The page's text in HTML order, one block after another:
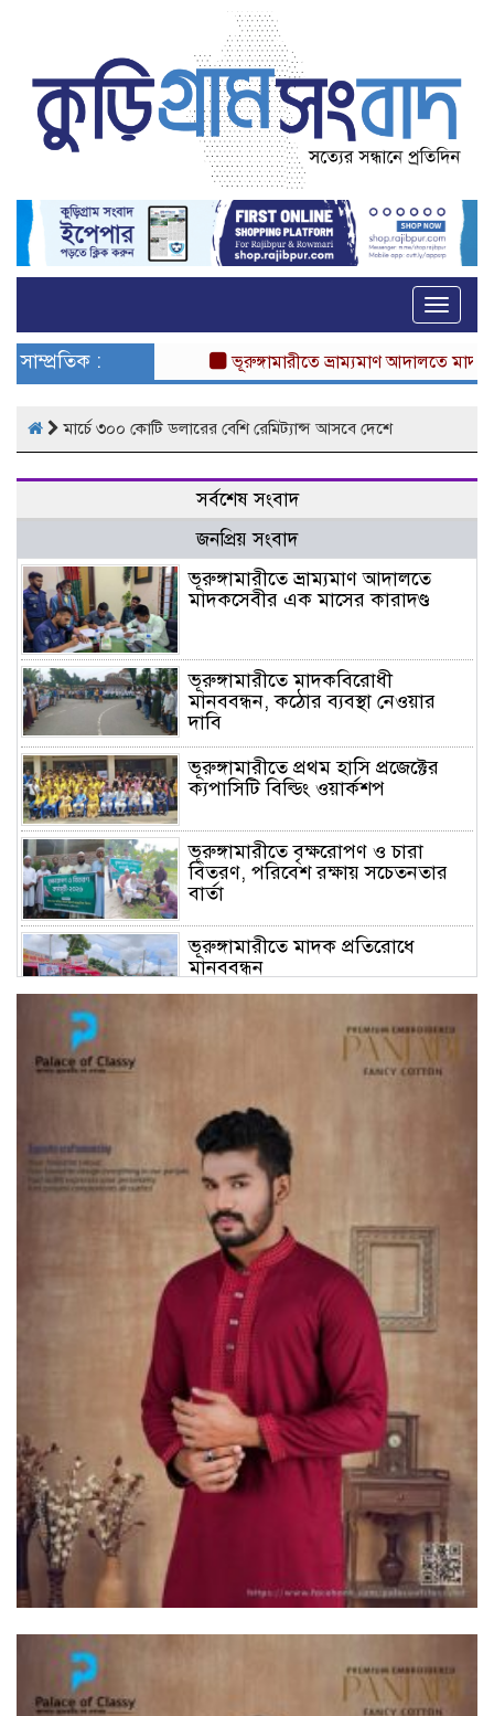
Toggle
সাম্প্রতিক : ভূরুঙ্গামারীতে ভ্রাম্যমাণ আদালতে
মার্চে ৩০০ কোটি ডলারের বেশি রেমিট্যান্স আসবে দেশে
সর্বশেষ সংবাদ
জনপ্রিয় সংবাদ
ভূরুঙ্গামারীতে ভ্রাম্যমাণ আদালতে
মাদকসেবীর এক মাসের কারাদণ্ড
ভূরুঙ্গামারীতে মাদকবিরোধী
মানববন্ধন, কঠোর ব্যবস্থা নেওয়ার
দাবি
ভূরুঙ্গামারীতে প্রথম হাসি প্রজেক্টের
ক্যপাসিটি বিল্ডিং ওয়ার্কশপ
ভূরুঙ্গামারীতে বৃক্ষরোপণ ও চারা
বিতরণ, পরিবেশ রক্ষায় সচেতনতার
বার্তা
ভূরুঙ্গামারীতে মাদক প্রতিরোধে
মানববন্ধন
ভূরুঙ্গামারীতে ১৭৪০ মিটার অবৈধ
করল প্রশাসন
ভূরুঙ্গামারীতে পুলিশ-বিজিবির যৌথ
অভিযানে গাঁজার গাছ সহ
মাদককারবারি আটক
জরায়ুমুখ ক্যান্সার স্ক্রিনিংয়ে কুড়িগ্রামে
সেরা নাগেশ্বরী, সম্মাননা পেলেন নার্স
নাজমা
দুধকুমার নদে সাঁড়াশি অভিযান, জব্দ ২
হাজার ৫০০ মিটার চায়না জাল
ভূরুঙ্গামারীতে ভারতীয় গরু সহ ৩